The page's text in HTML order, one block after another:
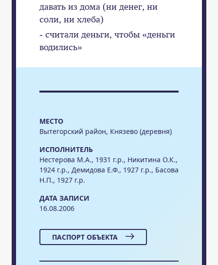
МЕСТО
Вытегорский район, Князево (деревня)
ИСПОЛНИТЕЛЬ
Нестерова М.А., 1931 г.р., Никитина О.К.,
1924 г.р., Демидова Е.Ф., 1927 г.р., Басова
Н.П., 1927 г.р.
ДАТА ЗАПИСИ
16.08.2006
ПАСПОРТ ОБЪЕКТА
давать из дома (ни денег, ни
соли, ни хлеба)
- считали деньги, чтобы «деньги
водились»